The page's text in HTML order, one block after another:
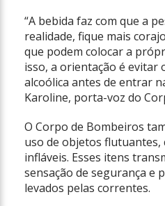
“A bebida faz com que a
realidade, fique mais
que podem colocar a
isso, a orientação é evitar
alcoólica antes de entrar
Karoline, porta-voz do
O Corpo de Bombeiros
uso de objetos flutuantes,
infláveis. Esses itens
sensação de segurança e
levados pelas correntes.